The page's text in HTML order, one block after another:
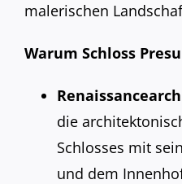
malerischen
Warum Schloss
die
Schlosses mit
und dem